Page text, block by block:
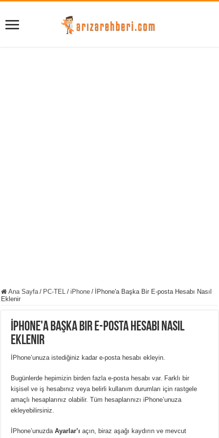
Ana Sayfa / PC-TEL / iPhone / İPhone'a Başka Bir E-posta Hesabı Nasıl
Eklenir
İPhone'a Başka Bir E-posta Hesabı Nasıl
Eklenir
İPhone’unuza istediğiniz kadar e-posta hesabı ekleyin.
Bugünlerde hepimizin birden fazla e-posta hesabı var. Farklı bir
kişisel ve iş hesabınız veya belirli kullanım durumları için rastgele
amaçlı hesaplarınız olabilir. Tüm hesaplarınızı iPhone’unuza
ekleyebilirsiniz.
İPhone’unuzdaAyarlar’ı açın, biraz aşağı kaydırın ve mevcut